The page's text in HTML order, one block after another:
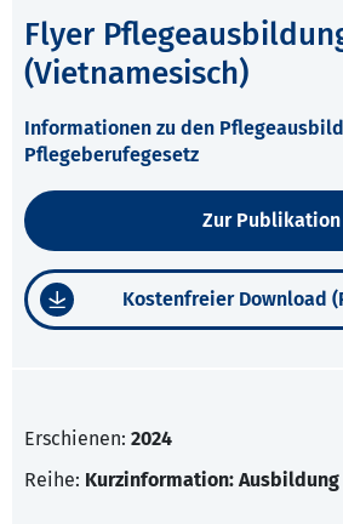
Flyer
(Vietnamesisch)
Informationen zu den
Pflegeberufegesetz
Zur Publikation
Kostenfreier Download
Erschienen: 2024
Reihe: Kurzinformation: